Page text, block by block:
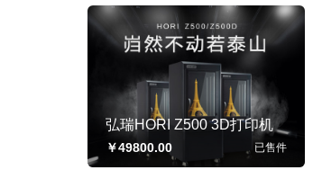
弘瑞HORI Z500 3D打印机
3D打印机耗材 3D打印服务
￥49800.00 已售件